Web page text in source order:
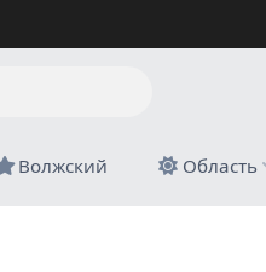
Волжский Область
питания